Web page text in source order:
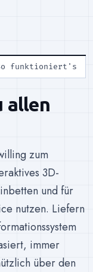
funktioniert's
allen
zum
3D-
und für
nutzen. Liefern
immer
über den